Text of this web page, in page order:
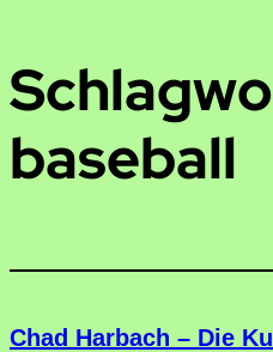
baseball
Chad Harbach – Die